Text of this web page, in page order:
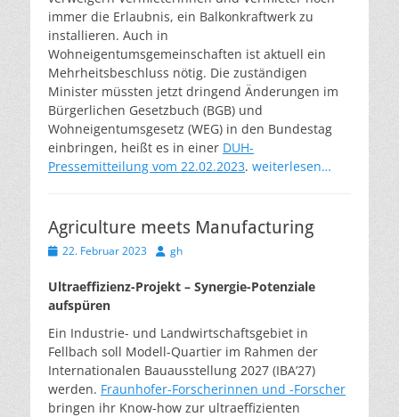
immer die Erlaubnis, ein Balkonkraftwerk zu
installieren. Auch in
Wohneigentumsgemeinschaften ist aktuell ein
Mehrheitsbeschluss nötig. Die zuständigen
Minister müssten jetzt dringend Änderungen im
Bürgerlichen Gesetzbuch (BGB) und
Wohneigentumsgesetz (WEG) in den Bundestag
einbringen, heißt es in einer DUH-
Pressemitteilung vom 22.02.2023. weiterlesen…
Agriculture meets Manufacturing
Veröffentlicht
22. Februar 2023 Autor
gh
Ultraeffizienz-Projekt – Synergie-Potenziale
aufspüren
Ein Industrie- und Landwirtschaftsgebiet in
Fellbach soll Modell-Quartier im Rahmen der
Internationalen Bauausstellung 2027 (IBA’27)
werden. Fraunhofer-Forscherinnen und -Forscher
bringen ihr Know-how zur ultraeffizienten